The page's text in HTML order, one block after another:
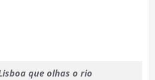
que olhas o rio